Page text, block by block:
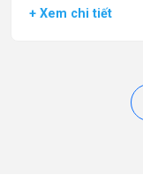
+ Xem chi tiết